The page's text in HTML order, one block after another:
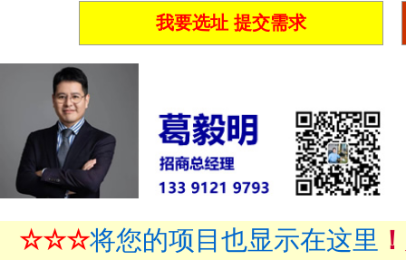
我要选址 提交需求
☆☆☆将您的项目也显示在这里